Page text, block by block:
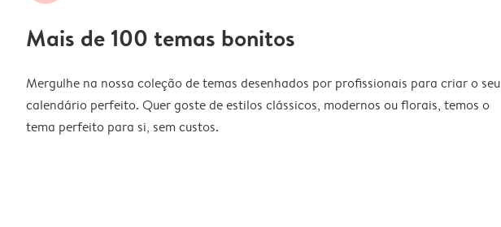
Mais de 100 temas bonitos
Mergulhe na nossa coleção de temas desenhados por profissionais para criar o seu
calendário perfeito. Quer goste de estilos clássicos, modernos ou florais, temos o
tema perfeito para si, sem custos.